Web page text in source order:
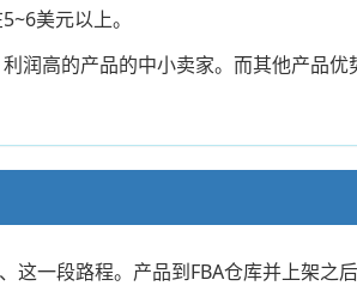
5~6美元以上。
润高的产品的中小卖家。而其他产品优
这一段路程。产品到FBA仓库并上架之